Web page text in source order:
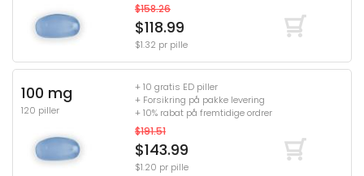
$158.26
$118.99
$1.32 pr pille
100 mg
120 piller
+ 10 gratis ED piller
+ Forsikring på pakke levering
+ 10% rabat på fremtidige ordrer
$191.51
$143.99
$1.20 pr pille